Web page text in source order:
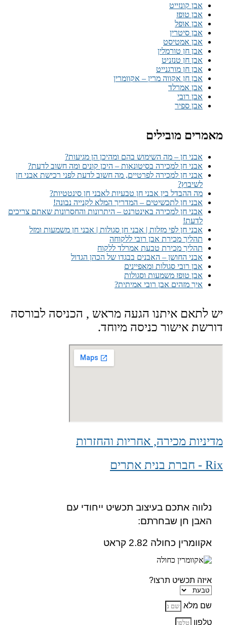
אבן קונזייט
אבן טופז
אבן אופל
אבן סיטרין
אבן אמטיסט
אבן חן טורמלין
אבן חן טנזניט
אבן חן מורגנייט
אבן חן אקווה מרין – אקוומרין
אבן אמרלד
אבן רובי
אבן ספיר
מאמרים מובילים
אבני חן – מה השימוש בהם ומהיכן הן מגיעות?
אבני חן למכירה בסיטונאות – היכן קונים ומה חשוב לדעת?
אבני חן למכירה לפרטיים, מה חשוב לדעת לפני רכישת אבני חן
לשיבוץ?
מה ההבדל בין אבני חן טבעיות לאבני חן סינטטיות?
אבני חן לתכשיטים – המדריך המלא לקנייה נבונה!
אבני חן למכירה באינטרנט – היתרונות והחסרונות שאתם צריכים
לדעת!
אבני חן לפי מזלות | אבני חן סגולות | אבני חן משמעות ומזל
תהליך מכירת אבן רובי ללקוחה
תהליך מכירת טבעת אמרלד ללקוח
אבני החושן – האבנים בבגדו של הכהן הגדול
אבן רובי סגולות ומאפיינים
אבן טופז משמעות וסגולות
איך מזהים אבן רובי אמיתית?
יש לתאם איתנו הגעה מראש , הכניסה לבורסה
דורשת אישור כניסה מיוחד.
מדיניות מכירה, אחריות והחזרות
Rix - חברת בנית אתרים
נלווה אתכם בעיצוב תכשיט ייחודי עם
האבן חן שבחרתם:
אקוומרין כחולה 2.82 קראט
איזה תכשיט תרצו?
שם מלא
טלפון